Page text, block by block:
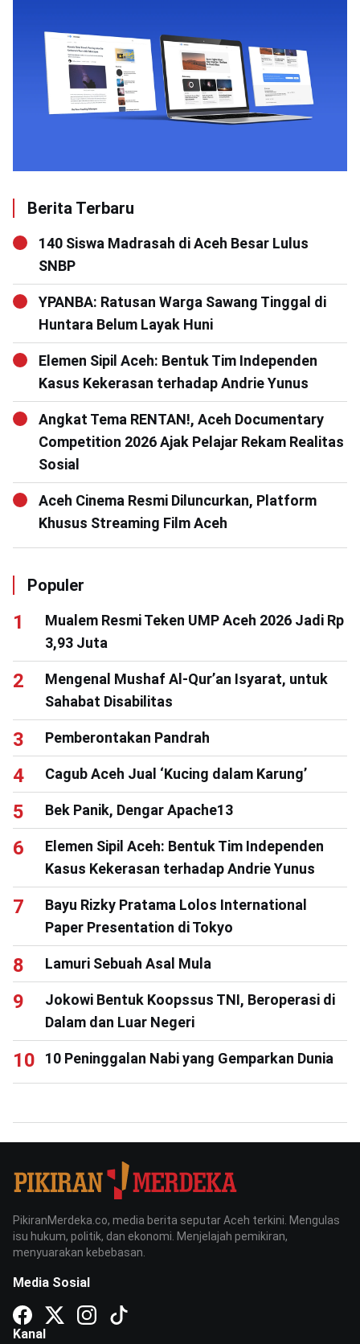
Berita Terbaru
140 Siswa Madrasah di Aceh Besar Lulus
SNBP
YPANBA: Ratusan Warga Sawang Tinggal di
Huntara Belum Layak Huni
Elemen Sipil Aceh: Bentuk Tim Independen
Kasus Kekerasan terhadap Andrie Yunus
Angkat Tema RENTAN!, Aceh Documentary
Competition 2026 Ajak Pelajar Rekam Realitas
Sosial
Aceh Cinema Resmi Diluncurkan, Platform
Khusus Streaming Film Aceh
Populer
Mualem Resmi Teken UMP Aceh 2026 Jadi Rp
3,93 Juta
Mengenal Mushaf Al-Qur’an Isyarat, untuk
Sahabat Disabilitas
Pemberontakan Pandrah
Cagub Aceh Jual ‘Kucing dalam Karung’
Bek Panik, Dengar Apache13
Elemen Sipil Aceh: Bentuk Tim Independen
Kasus Kekerasan terhadap Andrie Yunus
Bayu Rizky Pratama Lolos International
Paper Presentation di Tokyo
Lamuri Sebuah Asal Mula
Jokowi Bentuk Koopssus TNI, Beroperasi di
Dalam dan Luar Negeri
10 Peninggalan Nabi yang Gemparkan Dunia
PikiranMerdeka.co, media berita seputar Aceh terkini. Mengulas
isu hukum, politik, dan ekonomi. Menjelajah pemikiran,
menyuarakan kebebasan.
Media Sosial
Kanal